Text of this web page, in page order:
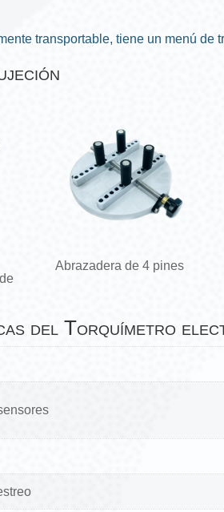
transportable, tiene un menú
Abrazadera de 4 pines
del Torquímetro